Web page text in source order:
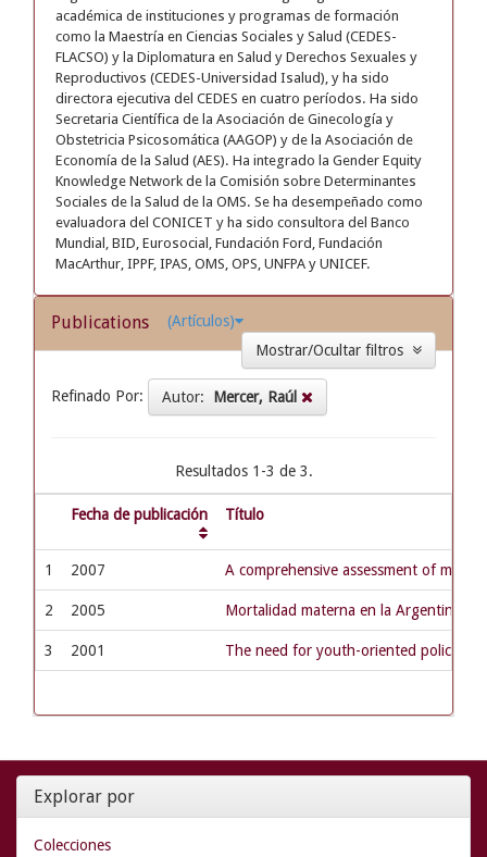
académica de instituciones y programas de formación
como la Maestría en Ciencias Sociales y Salud (CEDES-
FLACSO) y la Diplomatura en Salud y Derechos Sexuales y
Reproductivos (CEDES-Universidad Isalud), y ha sido
directora ejecutiva del CEDES en cuatro períodos. Ha sido
Secretaria Científica de la Asociación de Ginecología y
Obstetricia Psicosomática (AAGOP) y de la Asociación de
Economía de la Salud (AES). Ha integrado la Gender Equity
Knowledge Network de la Comisión sobre Determinantes
Sociales de la Salud de la OMS. Se ha desempeñado como
evaluadora del CONICET y ha sido consultora del Banco
Mundial, BID, Eurosocial, Fundación Ford, Fundación
MacArthur, IPPF, IPAS, OMS, OPS, UNFPA y UNICEF.
Publications
(Artículos)
Refinado Por: Autor: Mercer, Raúl
Resultados 1-3 de 3.
Fecha de publicación Título
1 2007 A comprehensive assessment of
2 2005 Mortalidad materna en la Argentina:
3 2001 The need for youth-oriented policies
Explorar por
Colecciones